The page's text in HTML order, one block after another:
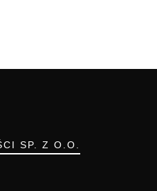
SP. Z O.O.